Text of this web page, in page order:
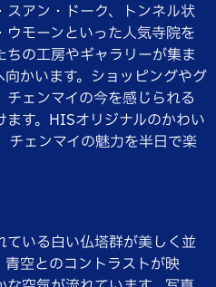
アン・ドーク、トンネル状
モーンといった人気寺院を
の工房やギャラリーが集ま
かいます。ショッピングやグ
ェンマイの今を感じられる
す。HISオリジナルのかわい
チェンマイの魅力を半日で楽
いる白い仏塔群が美しく並
空とのコントラストが映